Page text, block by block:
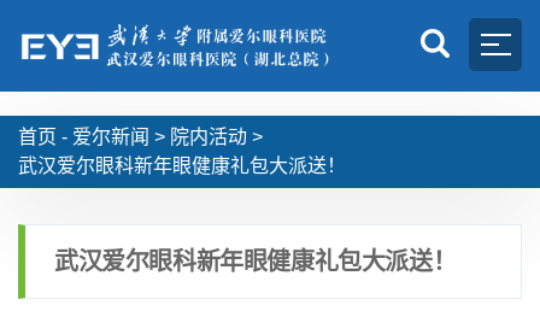
首页 - 爱尔新闻 > 院内活动 >
武汉爱尔眼科新年眼健康礼包大派送！
武汉爱尔眼科新年眼健康礼包大派送！